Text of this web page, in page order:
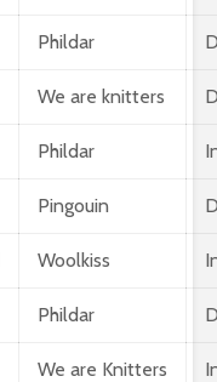
Phildar
We are knitters
Phildar
Pingouin
Woolkiss
Phildar
We are Knitters